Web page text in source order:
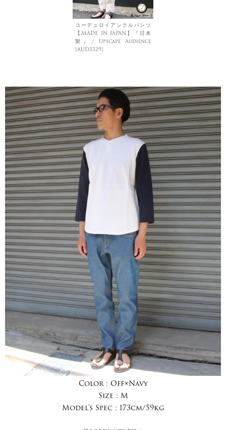
コーデュロイアンクルパンツ
【MADE IN JAPAN】『日本
製』/ Upscape Audience
[AUD3329]
Color : Off×Navy
Size : M
Model's Spec : 173cm/59kg